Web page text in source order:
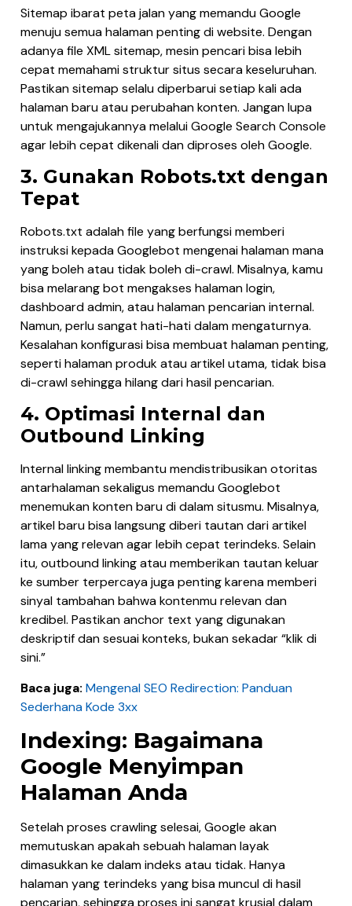
Sitemap ibarat peta jalan yang memandu Google
menuju semua halaman penting di website. Dengan
adanya file XML sitemap, mesin pencari bisa lebih
cepat memahami struktur situs secara keseluruhan.
Pastikan sitemap selalu diperbarui setiap kali ada
halaman baru atau perubahan konten. Jangan lupa
untuk mengajukannya melalui Google Search Console
agar lebih cepat dikenali dan diproses oleh Google.
3. Gunakan Robots.txt dengan
Tepat
Robots.txt adalah file yang berfungsi memberi
instruksi kepada Googlebot mengenai halaman mana
yang boleh atau tidak boleh di-crawl. Misalnya, kamu
bisa melarang bot mengakses halaman login,
dashboard admin, atau halaman pencarian internal.
Namun, perlu sangat hati-hati dalam mengaturnya.
Kesalahan konfigurasi bisa membuat halaman penting,
seperti halaman produk atau artikel utama, tidak bisa
di-crawl sehingga hilang dari hasil pencarian.
4. Optimasi Internal dan
Outbound Linking
Internal linking membantu mendistribusikan otoritas
antarhalaman sekaligus memandu Googlebot
menemukan konten baru di dalam situsmu. Misalnya,
artikel baru bisa langsung diberi tautan dari artikel
lama yang relevan agar lebih cepat terindeks. Selain
itu, outbound linking atau memberikan tautan keluar
ke sumber terpercaya juga penting karena memberi
sinyal tambahan bahwa kontenmu relevan dan
kredibel. Pastikan anchor text yang digunakan
deskriptif dan sesuai konteks, bukan sekadar “klik di
sini.”
Baca juga: Mengenal SEO Redirection: Panduan
Sederhana Kode 3xx
Indexing: Bagaimana
Google Menyimpan
Halaman Anda
Setelah proses crawling selesai, Google akan
memutuskan apakah sebuah halaman layak
dimasukkan ke dalam indeks atau tidak. Hanya
halaman yang terindeks yang bisa muncul di hasil
pencarian, sehingga proses ini sangat krusial dalam